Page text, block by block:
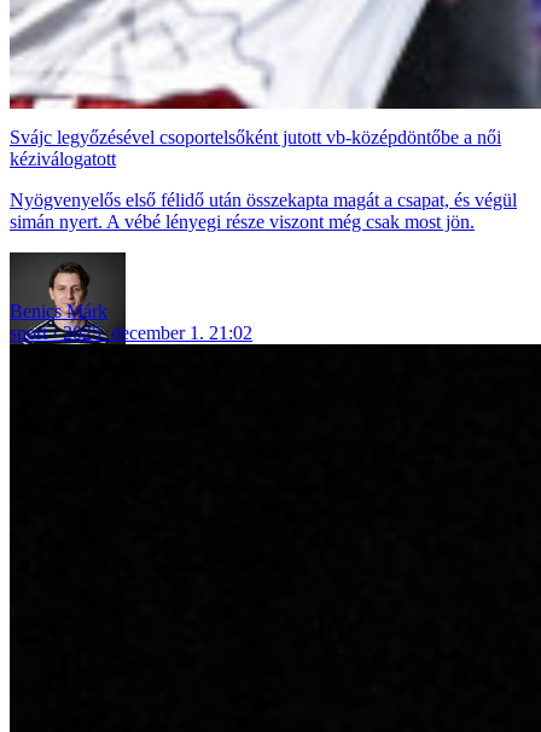
Svájc legyőzésével csoportelsőként jutott vb-középdöntőbe a női
kéziválogatott
Nyögvenyelős első félidő után összekapta magát a csapat, és végül
simán nyert. A vébé lényegi része viszont még csak most jön.
Benics Márk
sport
2025. december 1. 21:02